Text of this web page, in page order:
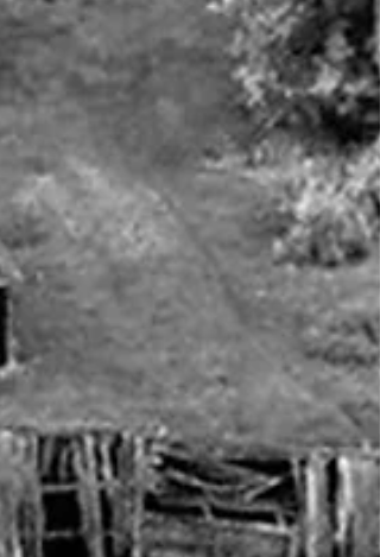
Follow Us
pedestre
plano diretor
posto de gasolina cinema
prêmiorender residência engenhariasalvador
seisestrela shoppingsustentabilidade
sustentabilidade arte
tecnologiatedtext
torre
transporte
transporte urbano
unifamiliar
urbanismo naturezavisita